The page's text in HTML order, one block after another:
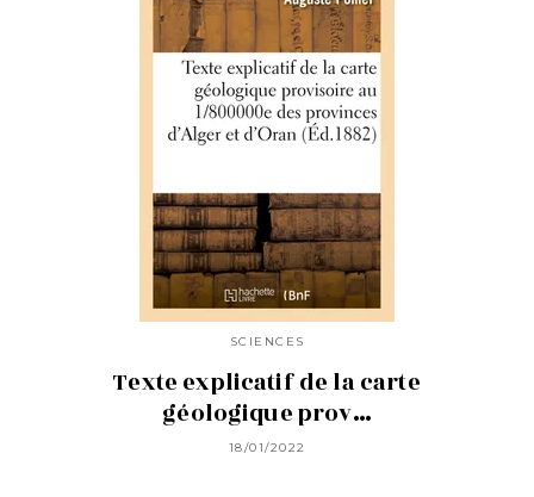
SCIENCES
Texte explicatif de la carte
géologique prov…
18/01/2022